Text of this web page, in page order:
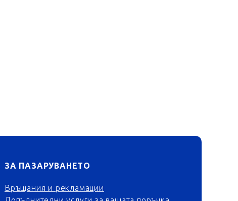
ЗА ПАЗАРУВАНЕТО
Връщания и рекламации